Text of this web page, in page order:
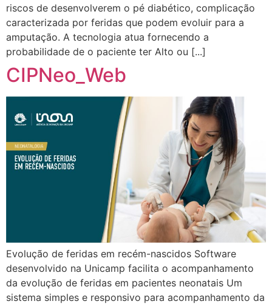
riscos de desenvolverem o pé diabético, complicação
caracterizada por feridas que podem evoluir para a
amputação. A tecnologia atua fornecendo a
probabilidade de o paciente ter Alto ou [...]
CIPNeo_Web
Evolução de feridas em recém-nascidos Software
desenvolvido na Unicamp facilita o acompanhamento
da evolução de feridas em pacientes neonatais Um
sistema simples e responsivo para acompanhamento da